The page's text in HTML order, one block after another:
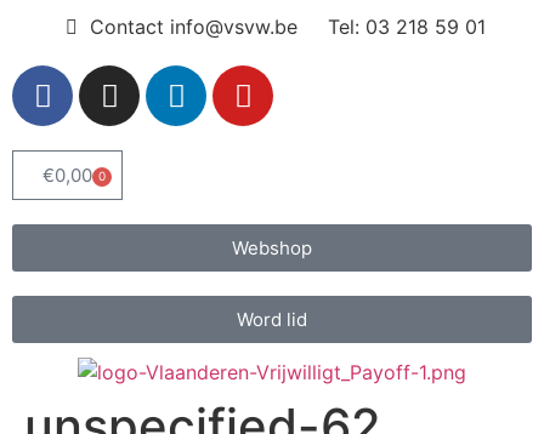
Contact info@vsvw.be Tel: 03 218 59 01
€0,00 0
Webshop
Word lid